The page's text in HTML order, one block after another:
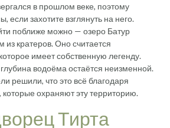
в прошлом веке, поэтому
если захотите взглянуть на него.
поближе можно — озеро Батур
из кратеров. Оно считается
имеет собственную легенду.
водоёма остаётся неизменной.
решили, что это всё благодаря
которые охраняют эту территорию.
Тирта